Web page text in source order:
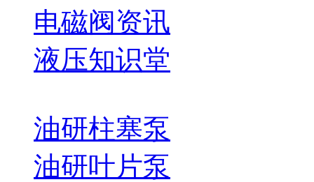
电磁阀资讯
液压知识堂
油研柱塞泵
油研叶片泵